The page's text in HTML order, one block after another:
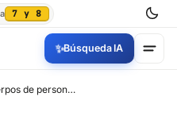
7 y 8
✨Búsqueda IA
Recuperan 16 cuerpos de personas reportadas como desaparecidas en el cementerio municipal de Bucaramanga